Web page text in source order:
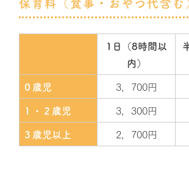
1日（8時間以
内）
０歳児
3，700円
１・２歳児 3，300円
３歳児以上 2，700円